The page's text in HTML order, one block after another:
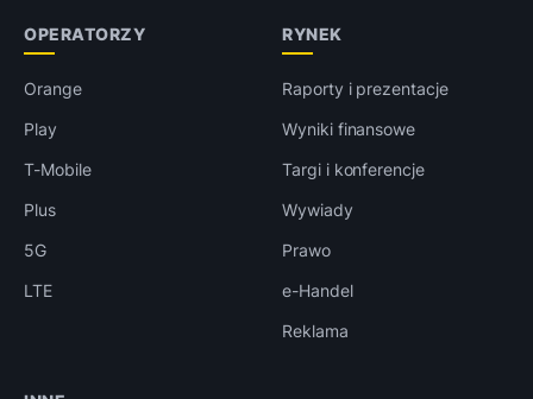
OPERATORZY
Orange
Play
T-Mobile
Plus
5G
LTE
RYNEK
Raporty i prezentacje
Wyniki finansowe
Targi i konferencje
Wywiady
Prawo
e-Handel
Reklama